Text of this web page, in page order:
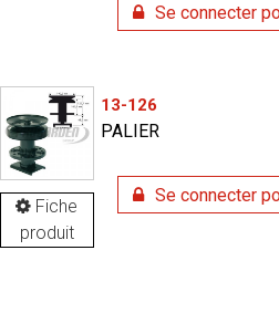
Se connecter
Fiche
produit
13-126
PALIER
Se connecter